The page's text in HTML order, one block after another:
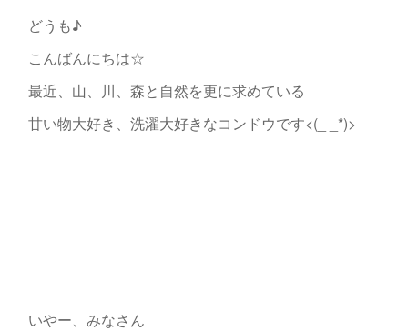
どうも♪
こんばんにちは☆
最近、山、川、森と自然を更に求めている
甘い物大好き、洗濯大好きなコンドウです<(_ _*)>
いやー、みなさん